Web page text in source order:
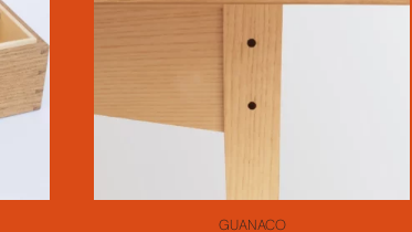
GUANACO